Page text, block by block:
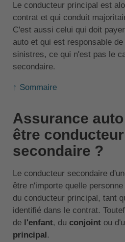
Le conducteur principal est
contrat et qui conduit
C'est aussi celui qui doit
auto et qui est responsable
sinistres, ce qui n'est pas le
secondaire.
↑ Sommaire
Assurance
être conducteur
secondaire ?
Le conducteur secondaire
être n'importe quelle
du conducteur principal, tant
identifié dans le contrat.
de l'enfant, du conjoint ou
principal .